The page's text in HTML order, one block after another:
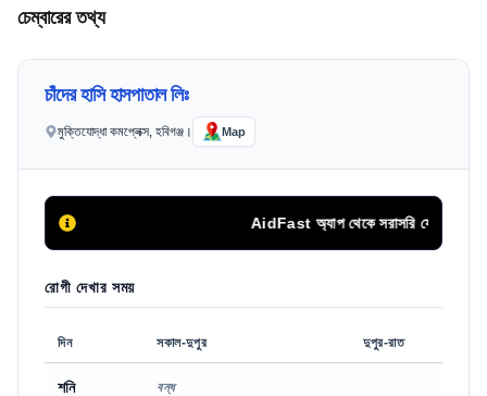
চেম্বারের তথ্য
চাঁদের হাসি হাসপাতাল লিঃ
মুক্তিযোদ্ধা কমপ্লেক্স, হবিগঞ্জ। Map
AidFast অ্যাপ থেকে সরাসরি ফোন দিয়ে
রোগী দেখার সময়
দিন সকাল-দুপুর দুপুর-রাত
শনি বন্ধ